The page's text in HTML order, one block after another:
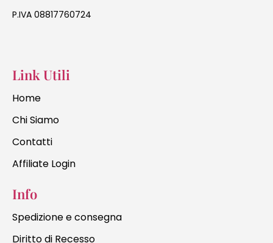
P.IVA 08817760724
Link Utili
Home
Chi Siamo
Contatti
Affiliate Login
Info
Spedizione e consegna
Diritto di Recesso